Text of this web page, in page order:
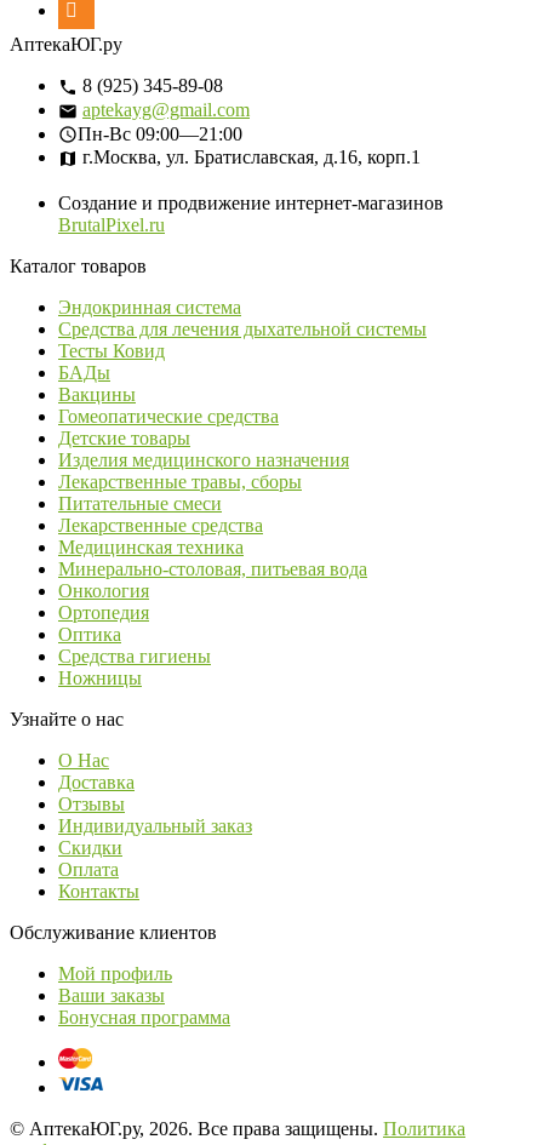
АптекаЮГ.ру
8 (925) 345-89-08
aptekayg@gmail.com
Пн-Вс 09:00—21:00
г.Москва, ул. Братиславская, д.16, корп.1
Создание и продвижение интернет-магазинов
BrutalPixel.ru
Каталог товаров
Эндокринная система
Средства для лечения дыхательной системы
Тесты Ковид
БАДы
Вакцины
Гомеопатические средства
Детские товары
Изделия медицинского назначения
Лекарственные травы, сборы
Питательные смеси
Лекарственные средства
Медицинская техника
Минерально-столовая, питьевая вода
Онкология
Ортопедия
Оптика
Средства гигиены
Ножницы
Узнайте о нас
О Нас
Доставка
Отзывы
Индивидуальный заказ
Скидки
Оплата
Контакты
Обслуживание клиентов
Мой профиль
Ваши заказы
Бонусная программа
© АптекаЮГ.ру, 2026. Все права защищены. Политика